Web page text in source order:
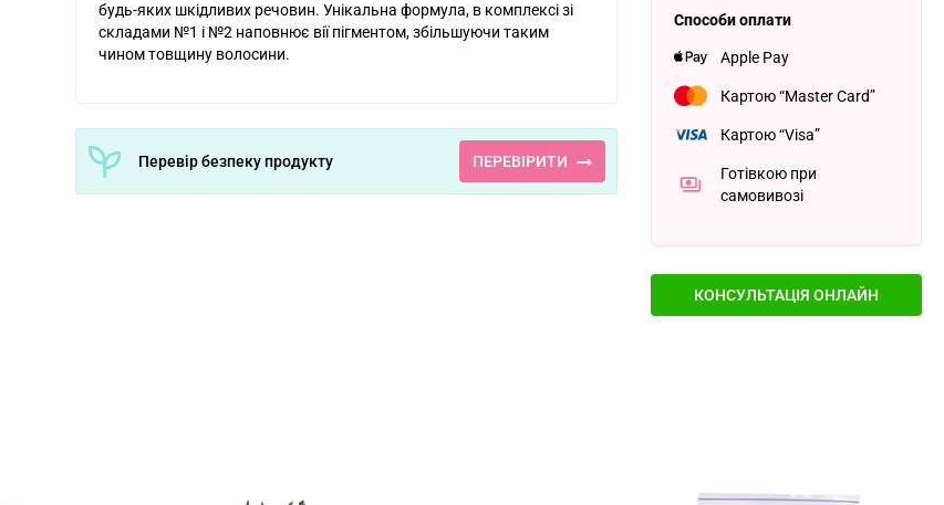
будь-яких шкідливих речовин. Унікальна формула, в комплексі зі
складами №1 і №2 наповнює вії пігментом, збільшуючи таким
чином товщину волосини.
Перевір безпеку продукту ПЕРЕВІРИТИ
Способи оплати
Apple Pay
Картою “Master Card”
Картою “Visa”
Готівкою при
самовивозі
КОНСУЛЬТАЦІЯ ОНЛАЙН